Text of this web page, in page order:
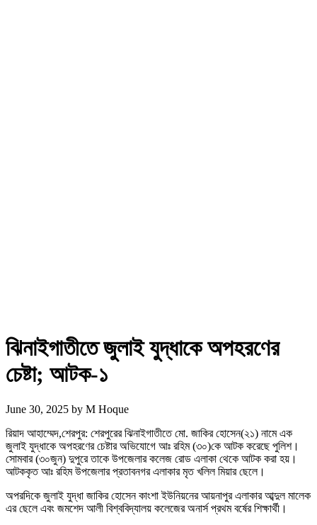
ঝিনাইগাতীতে জুলাই যুদ্ধাকে অপহরণের
চেষ্টা; আটক-১
June 30, 2025 by M Hoque
রিয়াদ আহাম্মেদ,শেরপুর: শেরপুরের ঝিনাইগাতীতে মো. জাকির হোসেন(২১) নামে এক
জুলাই যুদ্ধাকে অপহরণের চেষ্টার অভিযোগে আঃ রহিম (৩০)কে আটক করেছে পুলিশ।
সোমবার (৩০জুন) দুপুরে তাকে উপজেলার কলেজ রোড এলাকা থেকে আটক করা হয়।
আটককৃত আঃ রহিম উপজেলার প্রতাবনগর এলাকার মৃত খলিল মিয়ার ছেলে।
অপরদিকে জুলাই যুদ্ধা জাকির হোসেন কাংশা ইউনিয়নের আয়নাপুর এলাকার আব্দুল মালেক
এর ছেলে এবং জমশেদ আলী বিশ্ববিদ্যালয় কলেজের অনার্স প্রথম বর্ষের শিক্ষার্থী।